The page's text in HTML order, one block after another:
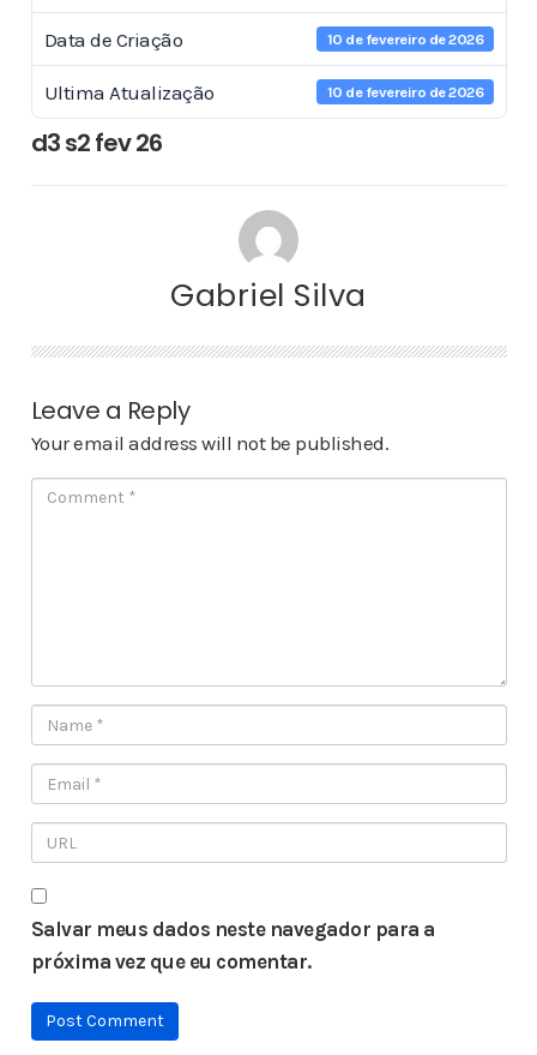
Data de Criação 10 de fevereiro de 2026
Ultima Atualização 10 de fevereiro de 2026
d3 s2 fev 26
Gabriel Silva
Leave a Reply
Your email address will not be published.
Salvar meus dados neste navegador para a
próxima vez que eu comentar.